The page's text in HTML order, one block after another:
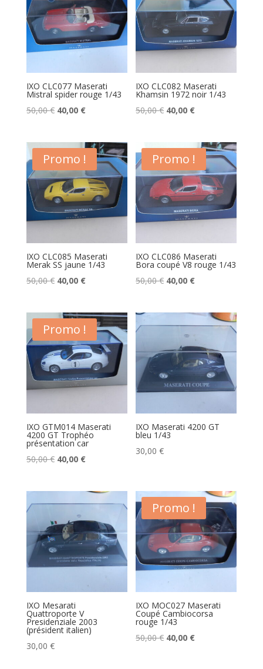
IXO CLC077 Maserati
Mistral spider rouge 1/43
50,00€ Le
initial
était :
50,00 €.
40,00 €Le
actuel
est :
40,00 €.
IXO CLC082 Maserati
Khamsin 1972 noir 1/43
50,00€ Le
était :
50,00 €.
40,00 €Le
actuel
est :
40,00 €.
Promo !
IXO CLC085 Maserati
Merak SS jaune 1/43
50,00€ Le
initial
était :
50,00 €.
40,00 €Le
actuel
est :
40,00 €.
Promo !
IXO CLC086 Maserati
Bora coupé V8 rouge 1/43
50,00€ Le
initial
était :
50,00 €.
40,00 €Le
actuel
est :
40,00 €.
Promo !
IXO GTM014 Maserati
4200 GT Trophéo
présentation car
50,00€ Le
initial
était :
50,00 €.
40,00 €Le
actuel
est :
40,00 €.
IXO Maserati 4200 GT
bleu 1/43
30,00€
IXO Mesarati
Quattroporte V
Presidenziale 2003
(président italien)
30,00 €
Promo !
IXO MOC027 Maserati
Coupé Cambiocorsa
rouge 1/43
50,00€ Le
40,00 €Le